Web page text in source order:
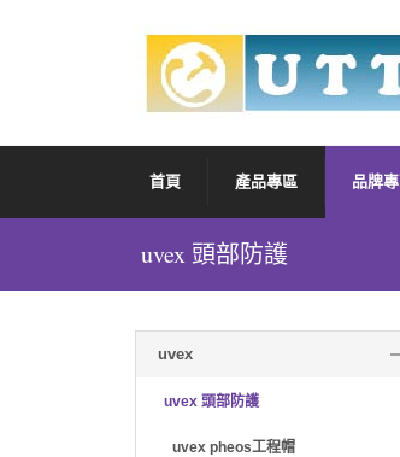
首頁 產品專區 品牌
uvex 頭部防護
uvex
uvex 頭部防護
uvex pheos工程帽